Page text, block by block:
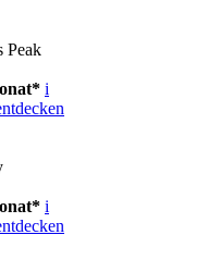
Peak
i
i